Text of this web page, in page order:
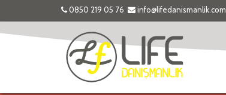
0850 219 05 76 info@lifedanismanlik.com